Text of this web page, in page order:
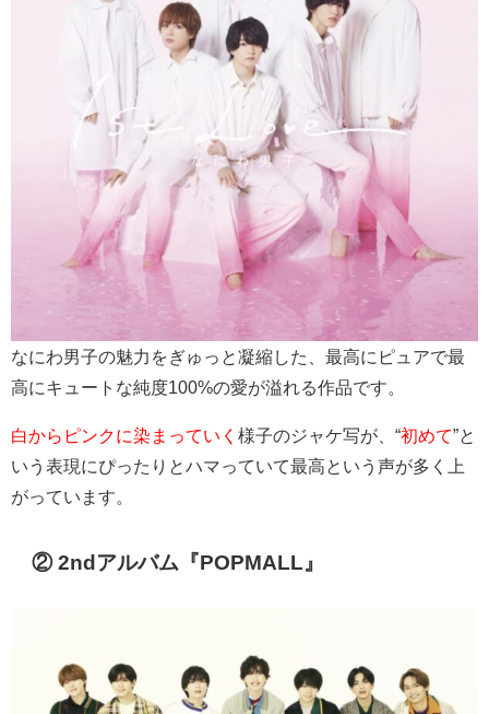
なにわ男子の魅力をぎゅっと凝縮した、最高にピュアで最
高にキュートな純度100%の愛が溢れる作品です。
白からピンクに染まっていく 様子のジャケ写が、“初めて”と
いう表現にぴったりとハマっていて最高という声が多く上
がっています。
② 2ndアルバム『POPMALL』